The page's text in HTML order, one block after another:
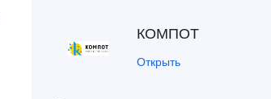
КОМПОТ
Открыть